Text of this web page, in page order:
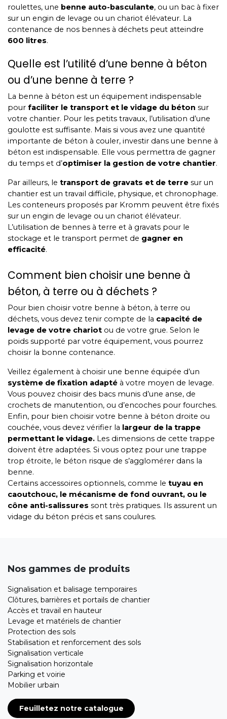
roulettes, une benne auto-basculante, ou un bac à fixer
sur un engin de levage ou un chariot élévateur. La
contenance de nos bennes à déchets peut atteindre
600 litres.
Quelle est l’utilité d’une benne à béton
ou d’une benne à terre ?
La benne à béton est un équipement indispensable
pour faciliter le transport et le vidage du béton sur
votre chantier. Pour les petits travaux, l’utilisation d’une
goulotte est suffisante. Mais si vous avez une quantité
importante de béton à couler, investir dans une benne à
béton est indispensable. Elle vous permettra de gagner
du temps et d’optimiser la gestion de votre chantier.
Par ailleurs, le transport de gravats et de terre sur un
chantier est un travail difficile, physique, et chronophage.
Les conteneurs proposés par Kromm peuvent être fixés
sur un engin de levage ou un chariot élévateur.
L’utilisation de bennes à terre et à gravats pour le
stockage et le transport permet de gagner en
efficacité.
Comment bien choisir une benne à
béton, à terre ou à déchets ?
Pour bien choisir votre benne à béton, à terre ou
déchets, vous devez tenir compte de la capacité de
levage de votre chariot ou de votre grue. Selon le
poids supporté par votre équipement, vous pourrez
choisir la bonne contenance.
Veillez également à choisir une benne équipée d’un
système de fixation adapté à votre moyen de levage.
Vous pouvez choisir des bacs munis d’une anse, de
crochets de manutention, ou d’encoches pour fourches.
Enfin, pour bien choisir votre benne à béton droite ou
couchée, vous devez vérifier la largeur de la trappe
permettant le vidage. Les dimensions de cette trappe
doivent être adaptées. Si vous optez pour une trappe
trop étroite, le béton risque de s’agglomérer dans la
benne.
Certains accessoires optionnels, comme le tuyau en
caoutchouc, le mécanisme de fond ouvrant, ou le
cône anti-salissures sont très pratiques. Ils assurent un
vidage du béton précis et sans coulures.
Nos gammes de produits
Signalisation et balisage temporaires
Clôtures, barrières et portails de chantier
Accès et travail en hauteur
Levage et matériels de chantier
Protection des sols
Stabilisation et renforcement des sols
Signalisation verticale
Signalisation horizontale
Parking et voirie
Mobilier urbain
Feuilletez notre catalogue